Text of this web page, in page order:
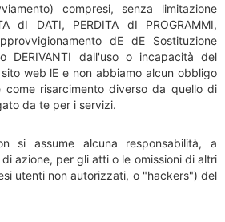
compresi, senza limitazione
dI DATI, PERDITA dI PROGRAMMI,
dE dE Sostituzione
DERIVANTI dall'uso o incapacità del
web lE e non abbiamo alcun obbligo
risarcimento diverso da quello di
da te per i servizi.
si assume alcuna responsabilità, a
azione, per gli atti o le omissioni di altri
utenti non autorizzati, o "hackers") del